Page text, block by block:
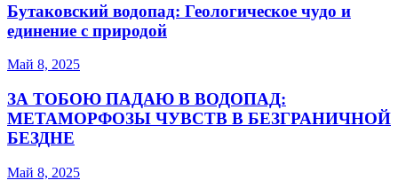
Бутаковский водопад: Геологическое чудо и
единение с природой
Май 8, 2025
ЗА ТОБОЮ ПАДАЮ В ВОДОПАД:
МЕТАМОРФОЗЫ ЧУВСТВ В БЕЗГРАНИЧНОЙ
БЕЗДНЕ
Май 8, 2025